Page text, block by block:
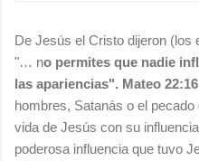
De Jesús el Cristo dijeron (los
"… no permites que nadie
las apariencias". Mateo 22:16
hombres, Satanás o el
vida de Jesús con su
poderosa influencia que tuvo